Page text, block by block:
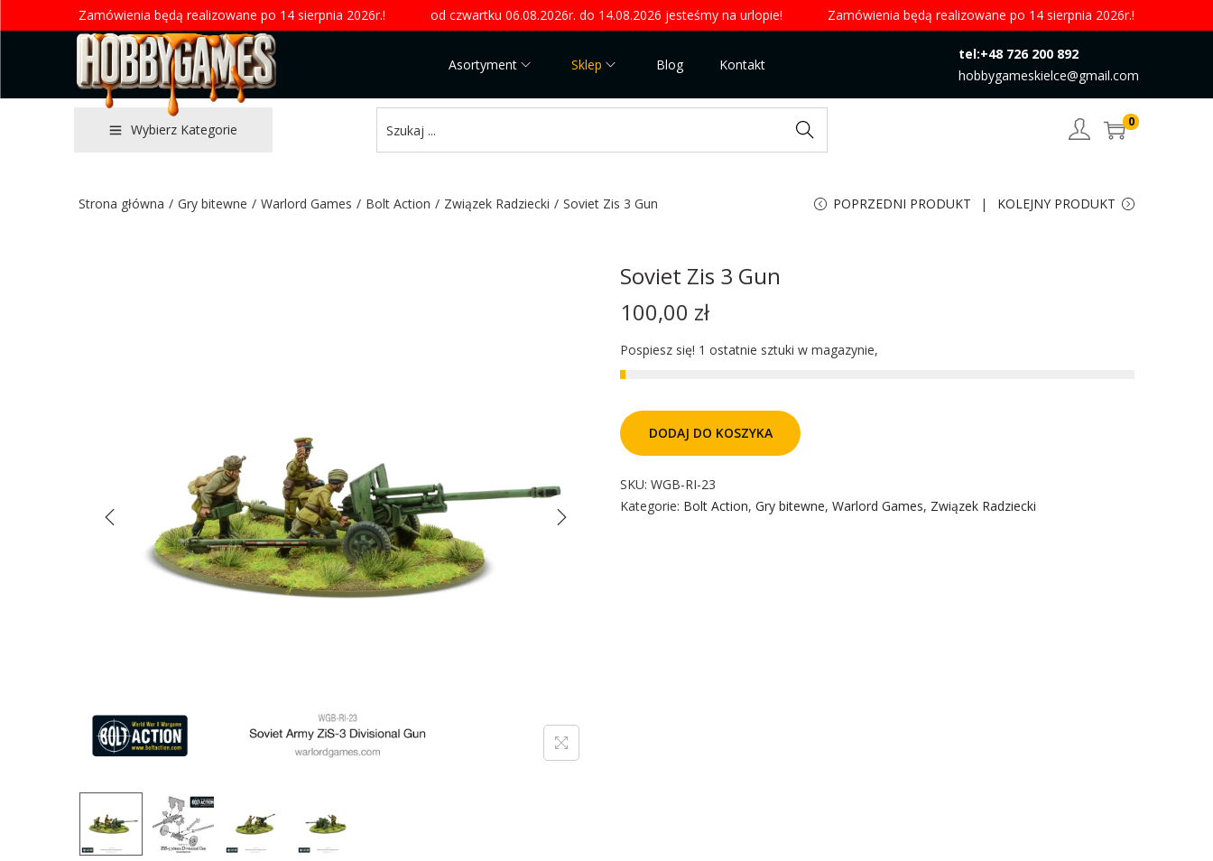
Zamówienia będą realizowane po 14 sierpnia 2026r.! od czwartku 06.08.2026r. do 14.08.2026 jesteśmy na urlopie! Zamówienia będą realizowane po 14 sierpnia 2026r.!
Asortyment Sklep Blog Kontakt
tel:+48 726 200 892
hobbygameskielce@gmail.com
Wybierz Kategorie Search 0
Strona główna / Gry bitewne / Warlord Games / Bolt Action / Związek Radziecki / Soviet Zis 3 Gun POPRZEDNI PRODUKT KOLEJNY PRODUKT
Soviet Zis 3 Gun
100,00 zł
Pospiesz się! 1 ostatnie sztuki w magazynie,
DODAJ DO KOSZYKA
SKU: WGB-RI-23
Kategorie: Bolt Action, Gry bitewne, Warlord Games, Związek Radziecki